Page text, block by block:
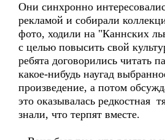
Они синхронно
рекламой и собирали
фото, ходили на "Каннских
с целью повысить свой
ребята договорились читать
какое-нибудь наугад
произведение, а потом
это оказывалась редкостная
знали, что терпят вместе.